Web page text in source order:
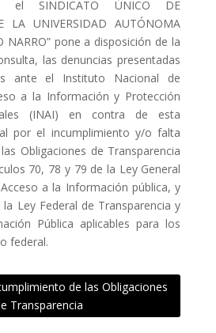
el SINDICATO ÚNICO DE
LA UNIVERSIDAD AUTÓNOMA
NARRO” pone a disposición de la
las denuncias presentadas
ante el Instituto Nacional de
a la Información y Protección
(INAI) en contra de esta
por el incumplimiento y/o falta
Obligaciones de Transparencia
70, 78 y 79 de la Ley General
a la Información pública, y
Ley Federal de Transparencia y
Pública aplicables para los
federal.
de las Obligaciones
Transparencia